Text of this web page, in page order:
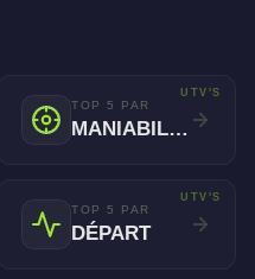
TOP 5 PAR
MANIABILITÉ
UTV'S
TOP 5 PAR
DÉPART
UTV'S